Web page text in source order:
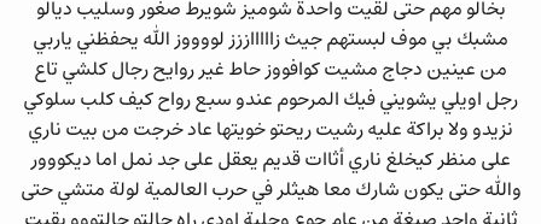
بخالو مهم حتى لقيت واحدة شوميز شويرط صغور وسليب ديالو
مشبك بي موف لبستهم جيث زاااااززز لووووز الله يحفظني ياربي
من عينين دجاج مشيت كوافووز حاط غير روايح رجال كلشي تاع
رجل اويلي يشويني فيك المرحوم عندو سبع رواح كيف كلب سلوكي
نزيدو ولا براكة عليه رشيت ريحتو خويتها عاد خرجت من بيت ناري
على منظر كيخلغ ناري أثاات قديم يعقل على جد نمل اما ديكووور
والله حتى يكون شارك معا هيثلر في حرب العالمية لولة متشي حتى